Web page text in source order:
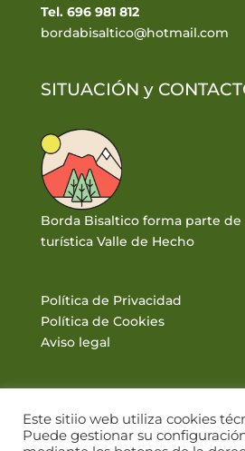
Tel. 696 981 812
bordabisaltico@hotmail.com
SITUACIÓN y
Borda Bisaltico forma parte de
turística Valle de Hecho
Política de Privacidad
Política de Cookies
Aviso legal
Este sitiio web utiliza cookies
Puede gestionar su